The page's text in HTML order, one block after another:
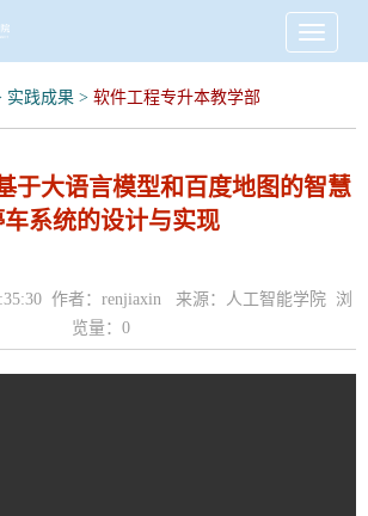
Toggle
实践成果 > 软件工程专升本教学部
大语言模型和百度地图的智慧
车系统的设计与实现
作者：renjiaxin 来源：人工智能学院 浏
览量： 0